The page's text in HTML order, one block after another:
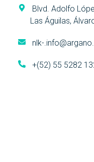
Blvd. Adolfo
Las Águilas,
nlk-
+(52) 55 5282